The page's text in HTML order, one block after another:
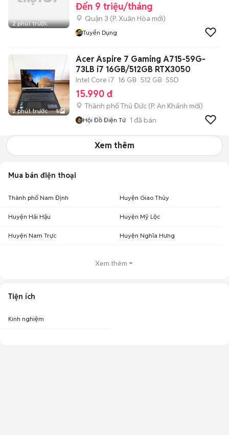
2 phút trước
Đến 9 triệu/tháng
Quận 3 (P. Xuân Hòa mới)
Tuyển Dụng
2 phút trước 5
Acer Aspire 7 Gaming A715-59G-
73LB i7 16GB/512GB RTX3050
Intel Core i7 16 GB 512 GB SSD
15.990 đ
Thành phố Thủ Đức (P. An Khánh mới)
Hội Đồ Điện Tử 1 đã bán
Xem thêm
Mua bán điện thoại
Thành phố Nam Định Huyện Giao Thủy
Huyện Hải Hậu Huyện Mỹ Lộc
Huyện Nam Trực Huyện Nghĩa Hưng
Xem thêm
Tiện ích
Kinh nghiệm